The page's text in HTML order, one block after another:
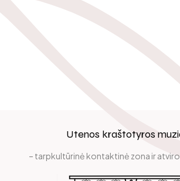
Edukaciniai užsiėmimai
Edukaciniai užsiėmimai pagal
Stovyklos
Edukacijų gidas
Edukaciniai užsiėmimai
Edukaciniai užsiėmimai pagal Kultūros
Utenos kraštotyros
– tarpkultūrinė kontaktinė zona ir